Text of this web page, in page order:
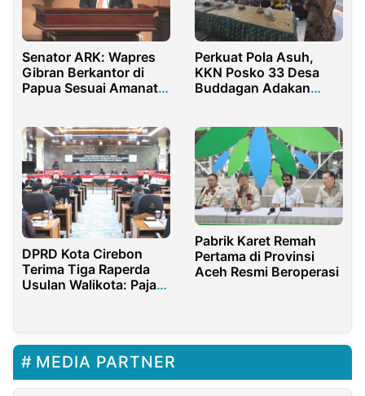
Senator ARK: Wapres
Gibran Berkantor di
Papua Sesuai Amanat
Perkuat Pola Asuh,
KKN Posko 33 Desa
Buddagan Adakan
DPRD Kota Cirebon
Terima Tiga Raperda
Usulan Walikota: Pajak
Pabrik Karet Remah
Pertama di Provinsi
Aceh Resmi Beroperasi
MEDIA PARTNER